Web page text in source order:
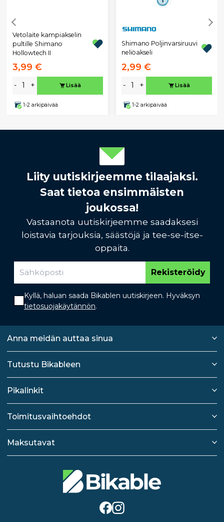
Vetolaite kampiakselin
pultille Shimano
Hollowtech II
3,99 €
- + Lisää
1-2 arkipäivää
Shimano Poljinvarsiruuvi
neliöakseli
2,99 €
- + Lisää
1-2 arkipäivää
Liity uutiskirjeemme tilaajaksi.
Saat tietoa ensimmäisten
joukossa!
Vastaanota uutiskirjeemme saadaksesi
loistavia tarjouksia, säästöjä ja tee-se-itse-
oppaita.
Rekisteröidy
Kyllä, haluan saada Bikablen uutiskirjeen. Hyväksyn
tietosuojakäytännön.
Anna meidän auttaa sinua
Tutustu Bikableen
Pikalinkit
Toimitusvaihtoehdot
Maksutavat